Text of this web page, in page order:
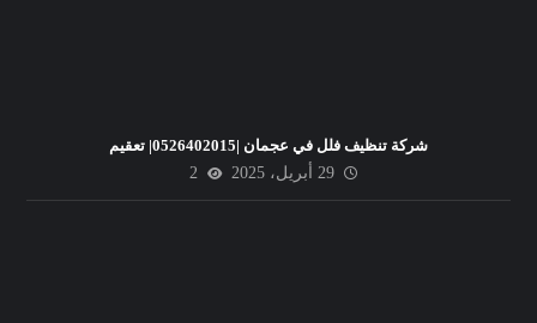
شركة تنظيف فلل في عجمان |0526402015| تعقيم
29 أبريل، 2025
2